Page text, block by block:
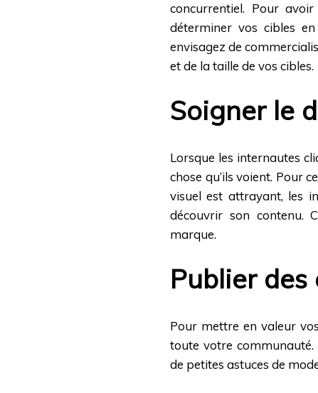
concurrentiel. Pour
déterminer vos cibles
envisagez de
et de la taille de vos cibles.
Soigner le
Lorsque les internautes
chose qu’ils voient. Pour
visuel est attrayant, les
découvrir son contenu.
marque.
Publier
Pour mettre en valeur
toute votre
de petites astuces de